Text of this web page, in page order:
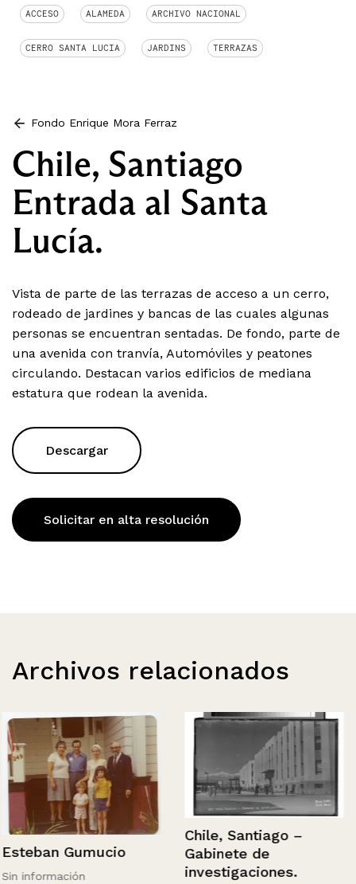
ACCESO ALAMEDA ARCHIVO NACIONAL
CERRO SANTA LUCIA JARDINS TERRAZAS
Fondo Enrique Mora Ferraz
Chile, Santiago
Entrada al Santa
Lucía.
Vista de parte de las terrazas de acceso a un cerro,
rodeado de jardines y bancas de las cuales algunas
personas se encuentran sentadas. De fondo, parte de
una avenida con tranvía, Automóviles y peatones
circulando. Destacan varios edificios de mediana
estatura que rodean la avenida.
Descargar
Solicitar en alta resolución
Archivos relacionados
Esteban Gumucio
Sin información
Chile, Santiago –
Gabinete de
investigaciones.